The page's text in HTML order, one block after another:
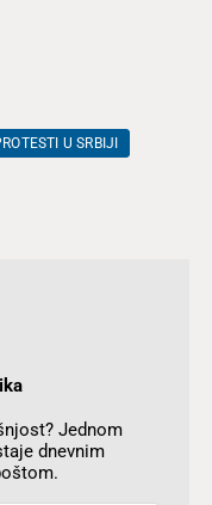
U SRBIJI
Jednom
dnevnim